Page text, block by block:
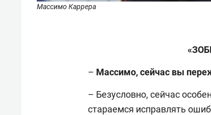
Массимо Каррера
– Массимо, сейчас вы
– Безусловно, сейчас
стараемся исправлять